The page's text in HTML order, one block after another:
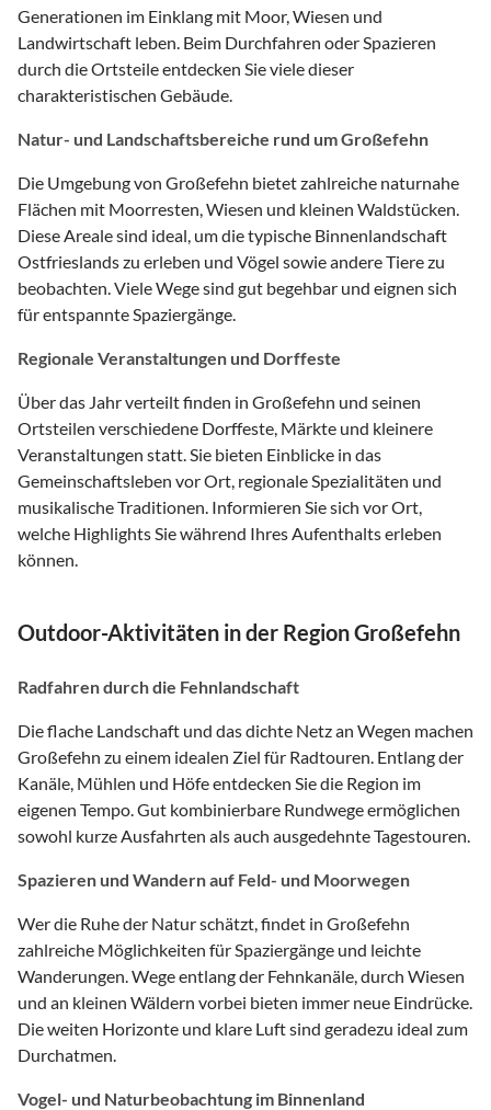
Generationen im Einklang mit Moor, Wiesen und
Landwirtschaft leben. Beim Durchfahren oder Spazieren
durch die Ortsteile entdecken Sie viele dieser
charakteristischen Gebäude.
Natur- und Landschaftsbereiche rund um Großefehn
Die Umgebung von Großefehn bietet zahlreiche naturnahe
Flächen mit Moorresten, Wiesen und kleinen Waldstücken.
Diese Areale sind ideal, um die typische Binnenlandschaft
Ostfrieslands zu erleben und Vögel sowie andere Tiere zu
beobachten. Viele Wege sind gut begehbar und eignen sich
für entspannte Spaziergänge.
Regionale Veranstaltungen und Dorffeste
Über das Jahr verteilt finden in Großefehn und seinen
Ortsteilen verschiedene Dorffeste, Märkte und kleinere
Veranstaltungen statt. Sie bieten Einblicke in das
Gemeinschaftsleben vor Ort, regionale Spezialitäten und
musikalische Traditionen. Informieren Sie sich vor Ort,
welche Highlights Sie während Ihres Aufenthalts erleben
können.
Outdoor-Aktivitäten in der Region Großefehn
Radfahren durch die Fehnlandschaft
Die flache Landschaft und das dichte Netz an Wegen machen
Großefehn zu einem idealen Ziel für Radtouren. Entlang der
Kanäle, Mühlen und Höfe entdecken Sie die Region im
eigenen Tempo. Gut kombinierbare Rundwege ermöglichen
sowohl kurze Ausfahrten als auch ausgedehnte Tagestouren.
Spazieren und Wandern auf Feld- und Moorwegen
Wer die Ruhe der Natur schätzt, findet in Großefehn
zahlreiche Möglichkeiten für Spaziergänge und leichte
Wanderungen. Wege entlang der Fehnkanäle, durch Wiesen
und an kleinen Wäldern vorbei bieten immer neue Eindrücke.
Die weiten Horizonte und klare Luft sind geradezu ideal zum
Durchatmen.
Vogel- und Naturbeobachtung im Binnenland